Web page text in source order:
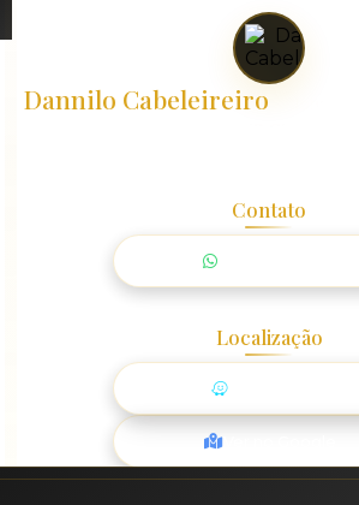
Dannilo Cabeleireiro
Contato
Localização